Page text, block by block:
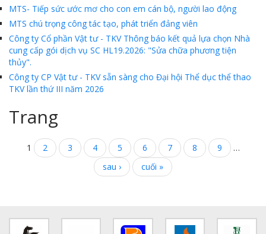
MTS- Tiếp sức ước mơ cho con em cán bộ, người lao động
MTS chú trọng công tác tạo, phát triển đảng viên
Công ty Cổ phần Vật tư - TKV Thông báo kết quả lựa chọn Nhà
cung cấp gói dịch vụ SC HL19.2026: "Sửa chữa phương tiện
thủy".
Công ty CP Vật tư - TKV sẵn sàng cho Đại hội Thể dục thể thao
TKV lần thứ III năm 2026
Trang
1 2 3 4 5 6 7 8 9
…
sau ›
cuối »